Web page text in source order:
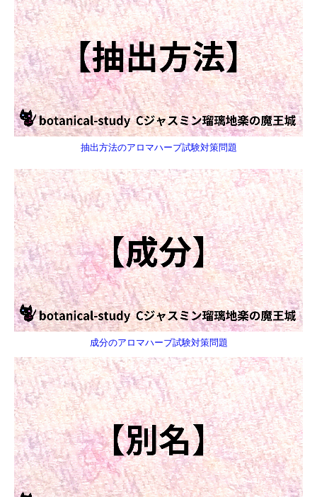
抽出方法のアロマハーブ試験対策問題
成分のアロマハーブ試験対策問題